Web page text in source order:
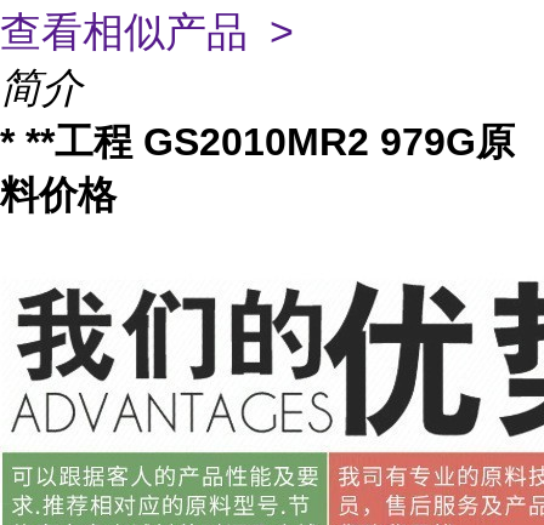
查看相似产品 >
简介
* **工程 GS2010MR2 979G原
料价格